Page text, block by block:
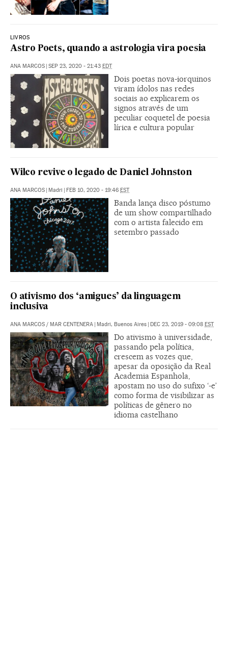
LIVROS
Astro Poets, quando a astrologia vira poesia
ANA MARCOS | SEP 23, 2020 - 21:43 EDT
Dois poetas nova-iorquinos
viram ídolos nas redes
sociais ao explicarem os
signos através de um
peculiar coquetel de poesia
lírica e cultura popular
Wilco revive o legado de Daniel Johnston
ANA MARCOS | Madri | FEB 10, 2020 - 19:46 EST
Banda lança disco póstumo
de um show compartilhado
com o artista falecido em
setembro passado
O ativismo dos ‘amigues’ da linguagem
inclusiva
ANA MARCOS / MAR CENTENERA | Madri, Buenos Aires | DEC 23, 2019 - 09:08 EST
Do ativismo à universidade,
passando pela política,
crescem as vozes que,
apesar da oposição da Real
Academia Espanhola,
apostam no uso do sufixo ‘-e’
como forma de visibilizar as
políticas de gênero no
idioma castelhano